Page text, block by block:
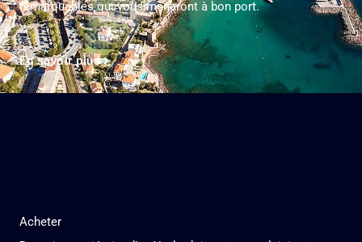
remarquables qui vous mèneront à bon port.
En savoir plus
Acheter